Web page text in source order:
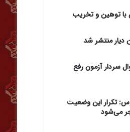
با توهین و تخریب
منتشر شد
سردار آزمون رفع
تکرار این وضعیت
می‌شود